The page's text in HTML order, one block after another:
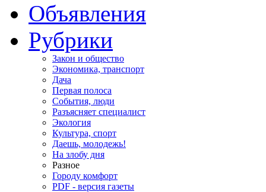
Объявления
Рубрики
Закон и общество
Экономика, транспорт
Дача
Первая полоса
События, люди
Разъясняет специалист
Экология
Культура, спорт
Даешь, молодежь!
На злобу дня
Разное
Городу комфорт
PDF - версия газеты